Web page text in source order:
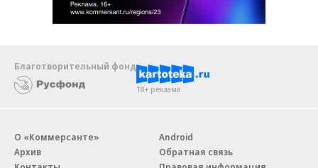
Благотворительный фонд
18+ реклама
О «Коммерсанте»
Архив
Android
Обратная связь